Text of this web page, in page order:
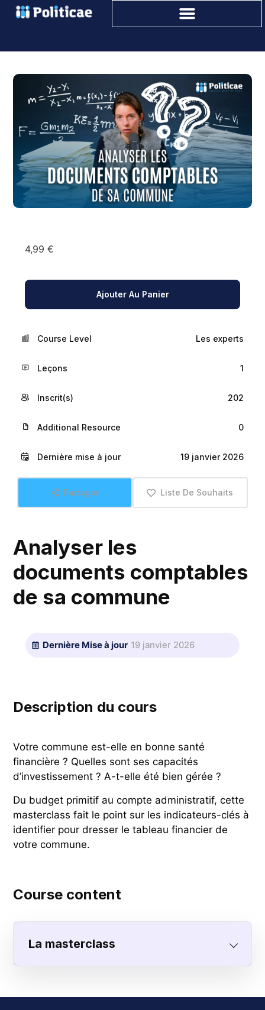
4,99€
Ajouter Au Panier
Course Level Les experts
Leçons 1
Inscrit(s) 202
Additional Resource 0
Dernière mise à jour 19 janvier 2026
Partager Liste De Souhaits
Analyser les
documents comptables
de sa commune
Dernière Mise à jour 19 janvier 2026
Description du cours
Votre commune est-elle en bonne santé
financière ? Quelles sont ses capacités
d’investissement ? A-t-elle été bien gérée ?
Du budget primitif au compte administratif, cette
masterclass fait le point sur les indicateurs-clés à
identifier pour dresser le tableau financier de
votre commune.
Course content
La masterclass